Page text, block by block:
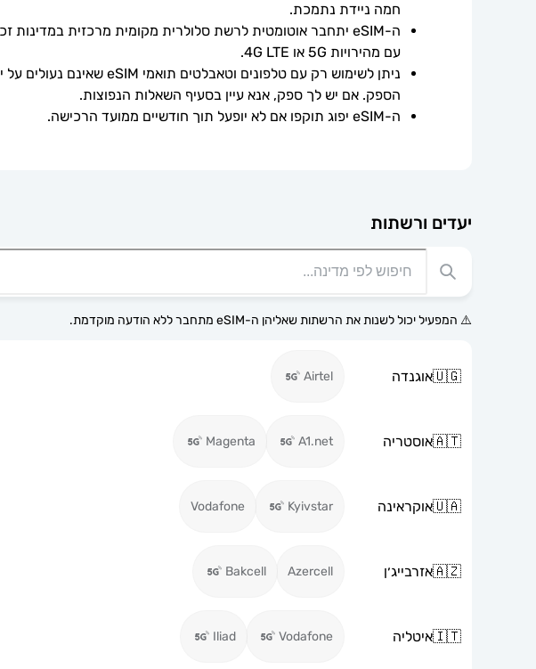
חמה ניידת נתמכת.
עם מהירויות 5G או 4G LTE.
הספק. אם יש לך ספק, אנא עיין בסעיף השאלות הנפוצות.
ה-eSIM יפוג תוקפו אם לא יופעל תוך חודשיים ממועד הרכישה.
יעדים ורשתות
⚠️ המפעיל יכול לשנות את הרשתות שאליהן ה-eSIM מתחבר ללא הודעה מוקדמת.
🇺🇬אוגנדה Airtel
🇦🇹אוסטריה A1.net
Magenta
🇺🇦אוקראינה Kyivstar
Vodafone
🇦🇿אזרבייג׳ן Azercell
Bakcell
🇮🇹איטליה Vodafone
Iliad